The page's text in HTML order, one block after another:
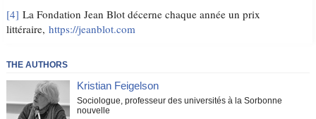
[4] La Fondation Jean Blot décerne chaque année un prix
littéraire,https://jeanblot.com
THE AUTHORS
Kristian Feigelson
Sociologue, professeur des universités à la Sorbonne
nouvelle